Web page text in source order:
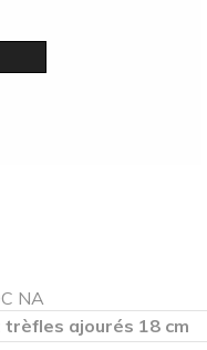
NA
ajourés 18 cm